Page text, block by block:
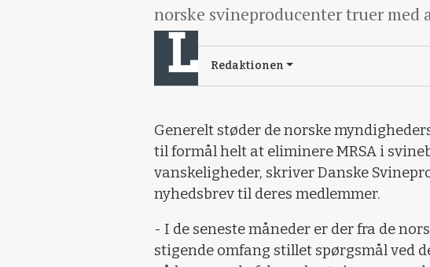
norske svineproducenter truer med
Redaktionen
Generelt støder de norske
til formål helt at eliminere MRSA i
vanskeligheder, skriver Danske
nyhedsbrev til deres medlemmer.
- I de seneste måneder er der fra de
stigende omfang stillet spørgsmål ved